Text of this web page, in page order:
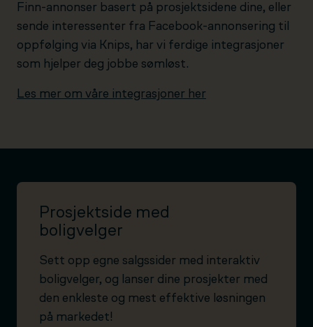
Finn-annonser basert på prosjektsidene dine, eller
sende interessenter fra Facebook-annonsering til
oppfølging via Knips, har vi ferdige integrasjoner
som hjelper deg jobbe sømløst.
Les mer om våre integrasjoner her
Prosjektside med
boligvelger
Sett opp egne salgssider med interaktiv
boligvelger, og lanser dine prosjekter med
den enkleste og mest effektive løsningen
på markedet!